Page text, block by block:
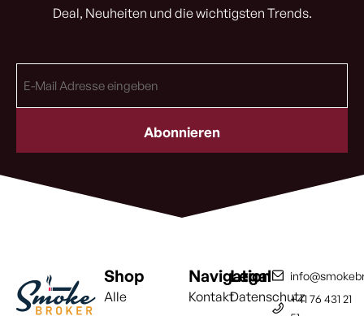
Deal, Neuheiten und die wichtigsten Trends.
Mail
Shop
Alle
Navigation
Kontakt
Legal
Datenschutz+41 76 431 21